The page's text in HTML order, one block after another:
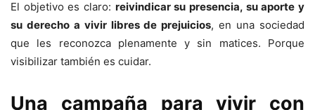
El objetivo es claro: reivindicar su presencia, su aporte y
su derecho a vivir libres de prejuicios, en una sociedad
que les reconozca plenamente y sin matices. Porque
visibilizar también es cuidar.
Una campaña para vivir con